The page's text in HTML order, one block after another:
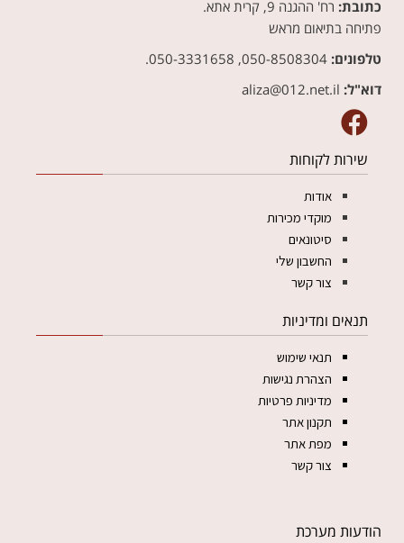
כתובת: רח' ההגנה 9, קרית אתא.
פתיחה בתיאום מראש
טלפונים:
דוא"ל:
שירות לקוחות
אודות
מוקדי מכירות
סיטונאים
החשבון שלי
צור קשר
תנאים ומדיניות
תנאי שימוש
הצהרת נגישות
מדיניות פרטיות
תקנון אתר
מפת אתר
צור קשר
הודעות מערכת